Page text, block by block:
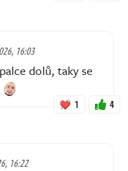
16:03
dolů, taky se
1 4
16:22